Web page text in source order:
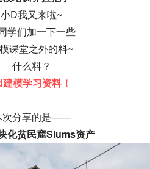
小D我又来啦~
学们加一下一些
课堂之外的料~
什么料？
模学习资料！
次分享的是——
化贫民窟Slums资产